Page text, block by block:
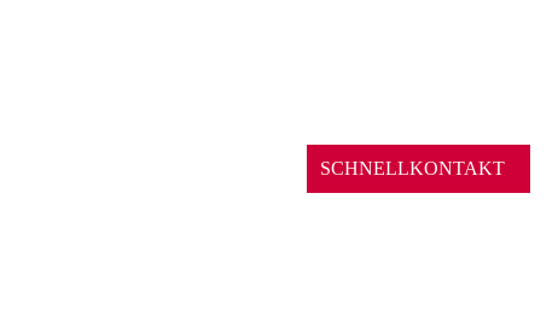
SCHNELLKONTAKT